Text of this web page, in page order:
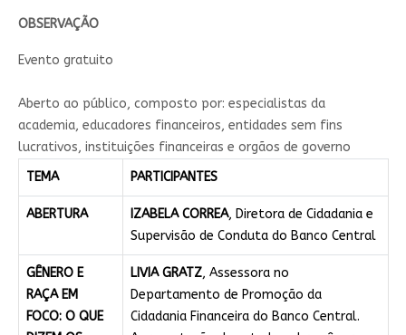
​OBSERVAÇÃO
Evento gratuito​
​A​berto ao público, composto por: especialistas da
academia, educadores financeiros, entidades sem fins
lucrativos, instituições financeiras e orgãos de governo​
TEMA
PARTICIPANTES
ABERTURA IZABELA CORREA, Diretora de Cidadania e
Supervisão de Conduta do Banco Central
GÊNERO E
RAÇA EM
FOCO: O QUE
LIVIA GRATZ, Assessora no
Departamento de Promoção da
Cidadania Financeira do Banco Central.